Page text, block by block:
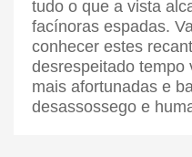
tudo o que a vista
facínoras espadas.
conhecer estes
desrespeitado tempo
mais afortunadas e
desassossego e